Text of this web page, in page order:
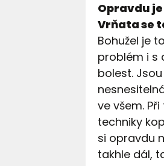
Opravdu
Vrňata se
Bohužel je
problém i s
bolest.
ve všem.
techniky
si opravdu
takhle dál,